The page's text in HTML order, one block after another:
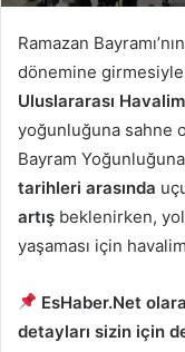
Ramazan
dönemine
Uluslararası
yoğunluğuna sahne
Bayram Yoğunluğuna
tarihleri arasında
artış beklenirken,
yaşaması için
EsHaber.Net
detayları sizin için